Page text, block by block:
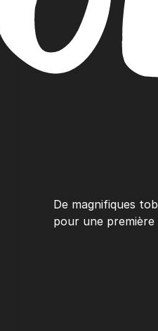
De magnifiques
pour une première